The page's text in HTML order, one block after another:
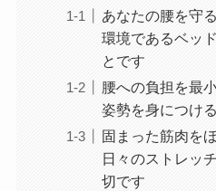
あなたの腰を守
環境であるベッ
とです
腰への負担を最
姿勢を身につけ
固まった筋肉を
日々のストレッ
切です